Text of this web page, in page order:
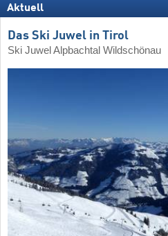
Aktuell
Das Ski Juwel in Tirol
Ski Juwel Alpbachtal Wildschönau